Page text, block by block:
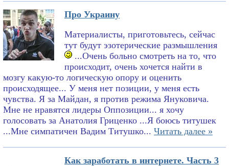
Про Украину
Материалисты, приготовьтесь, сейчас
тут будут эзотерические размышления
...Очень больно смотреть на то, что
происходит, очень хочется найти в
мозгу какую-то логическую опору и оценить
происходящее... У меня нет позиции, у меня есть
чувства. Я за Майдан, я против режима Януковича.
Мне не нравятся лидеры Оппозиции... я хочу
голосовать за Анатолия Гриценко ...Я боюсь титушек
...Мне симпатичен Вадим Титушко... Читать далее »
Как заработать в интернете. Часть 3